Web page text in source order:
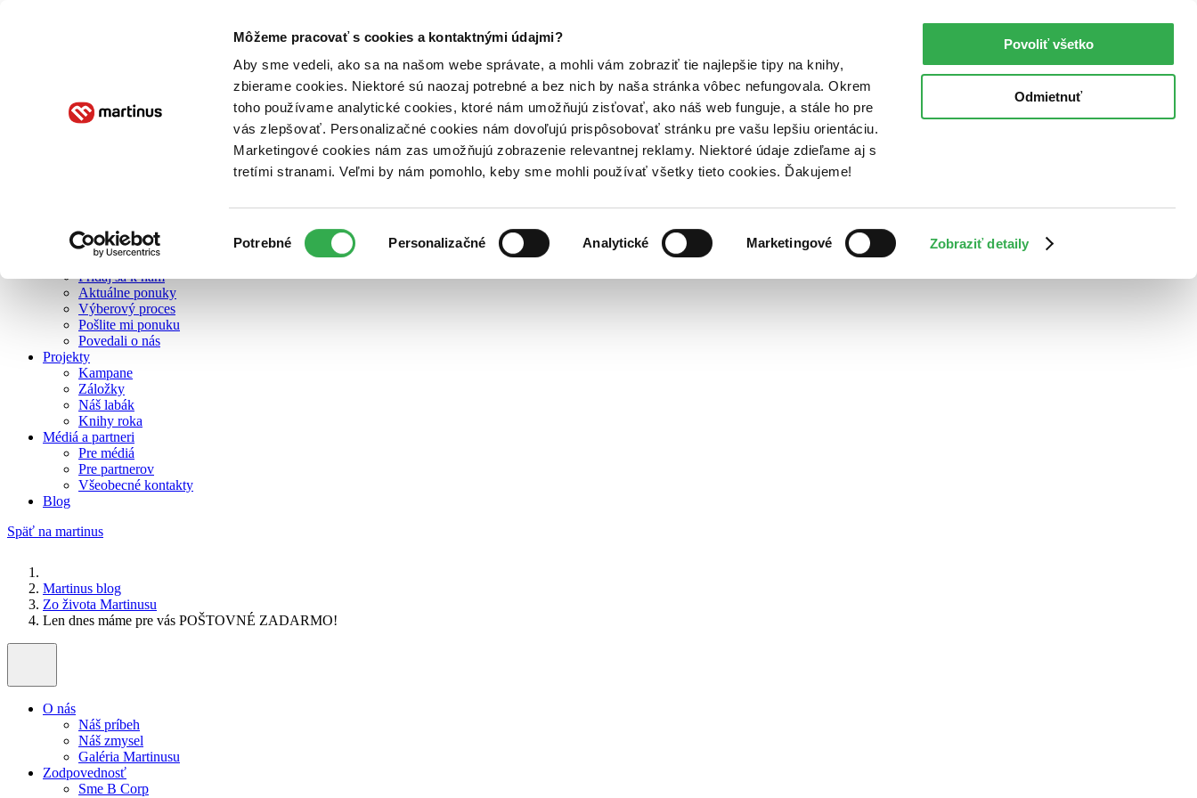
Môžeme pracovať s cookies a kontaktnými údajmi?
Aby sme vedeli, ako sa na našom webe správate, a mohli vám zobraziť tie najlepšie tipy na knihy,
zbierame cookies. Niektoré sú naozaj potrebné a bez nich by naša stránka vôbec nefungovala. Okrem
toho používame analytické cookies, ktoré nám umožňujú zisťovať, ako náš web funguje, a stále ho pre
vás zlepšovať. Personalizačné cookies nám dovoľujú prispôsobovať stránku pre vašu lepšiu orientáciu.
Marketingové cookies nám zas umožňujú zobrazenie relevantnej reklamy. Niektoré údaje zdieľame aj s
tretími stranami. Veľmi by nám pomohlo, keby sme mohli používať všetky tieto cookies. Ďakujeme!
súhlasu
Potrebné Personalizačné Analytické Marketingové Zobraziť detaily
Povoliť všetko
Odmietnuť
O nás
Zelený Martinus
Nerobíme rozdiely
Pridaj sa k nám
Aktuálne ponuky
Výberový proces
Pošlite mi ponuku
Povedali o nás
Projekty
Kampane
Záložky
Náš labák
Knihy roka
Médiá a partneri
Pre médiá
Pre partnerov
Všeobecné kontakty
Blog
Späť na martinus
Martinus blog
Zo života Martinusu
Len dnes máme pre vás POŠTOVNÉ ZADARMO!
O nás
Náš príbeh
Náš zmysel
Galéria Martinusu
Zodpovednosť
Sme B Corp